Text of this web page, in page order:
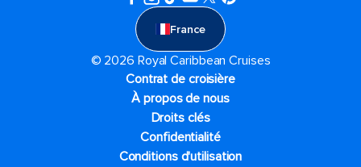
France
© 2026 Royal Caribbean Cruises
Contrat de croisière
À propos de nous
Droits clés
Confidentialité
Conditions d'utilisation